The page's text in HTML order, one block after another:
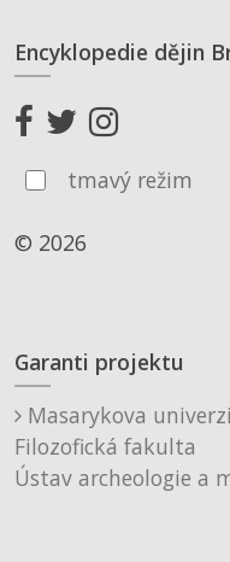
Encyklopedie dějin
tmavý režim
© 2026
Garanti projektu
Masarykova
Filozofická fakulta
Ústav archeologie a